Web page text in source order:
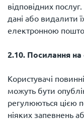
відповідних
дані або видалити
електронною
2.10. Посилання на
Користувачі
можуть бути
регулюються цією
ніяких запевнень